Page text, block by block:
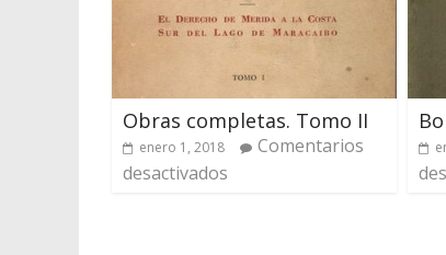
Obras completas. Tomo II
enero 1, 2018
Comentarios
desactivados